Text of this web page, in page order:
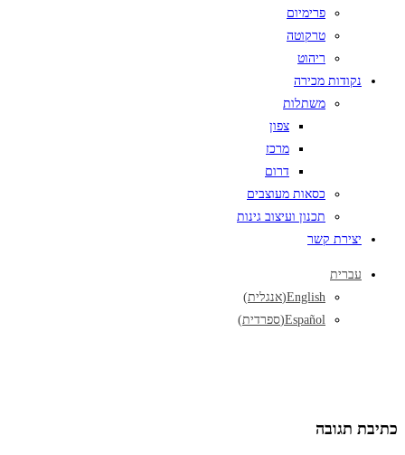
פרימיום
טרקוטה
ריהוט
נקודות מכירה
משתלות
צפון
מרכז
דרום
כסאות מעוצבים
תכנון ועיצוב גינות
יצירת קשר
עברית
English
(אנגלית)
Español
(ספרדית)
כתיבת תגובה